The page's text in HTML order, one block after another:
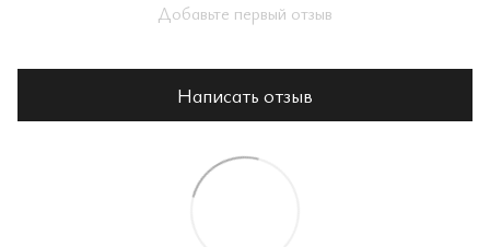
Добавьте первый отзыв
Написать отзыв